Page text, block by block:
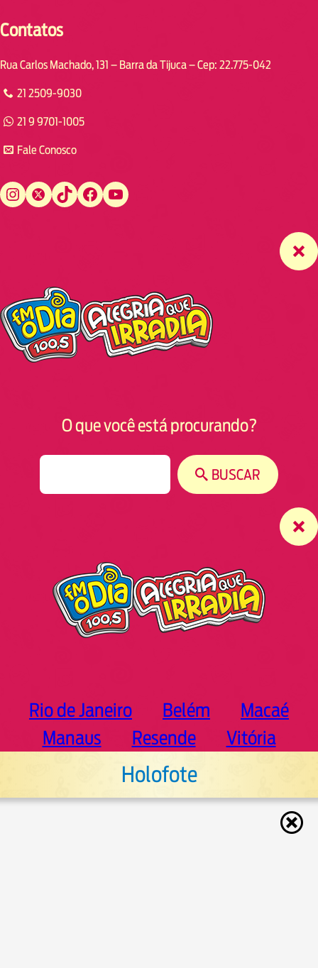
Contatos
Rua Carlos Machado, 131 – Barra da Tijuca – Cep: 22.775-042
21 2509-9030
21 9 9701-1005
Fale Conosco
Instagram Twitter TikTok Facebook YouTube
O que você está procurando?
BUSCAR
Rio de Janeiro Belém
Macaé
Manaus
Resende Vitória
Holofote